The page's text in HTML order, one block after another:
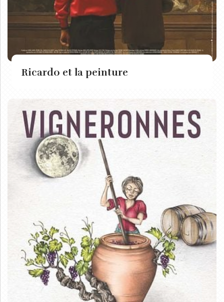
Ricardo et la peinture